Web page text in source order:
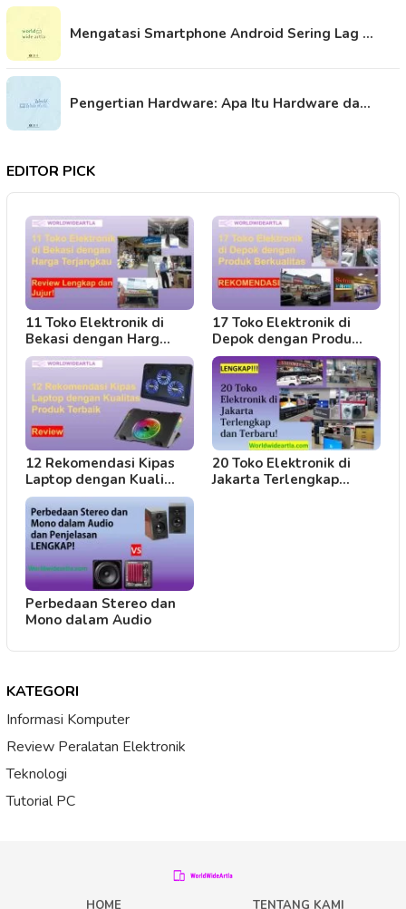
Mengatasi Smartphone Android Sering Lag …
Pengertian Hardware: Apa Itu Hardware da…
EDITOR PICK
11 Toko Elektronik di
Bekasi dengan Harg…
17 Toko Elektronik di
Depok dengan Produ…
12 Rekomendasi Kipas
Laptop dengan Kuali…
20 Toko Elektronik di
Jakarta Terlengkap…
Perbedaan Stereo dan
Mono dalam Audio
KATEGORI
Informasi Komputer
Review Peralatan Elektronik
Teknologi
Tutorial PC
HOME TENTANG KAMI